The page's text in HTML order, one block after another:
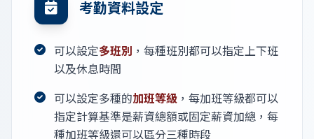
考勤資料設定
可以設定多班別 ，每種班別都可以指定上下班
以及休息時間
可以設定多種的加班等級 ，每加班等級都可以
指定計算基準是薪資總額或固定薪資加總，每
種加班等級還可以區分三種時段